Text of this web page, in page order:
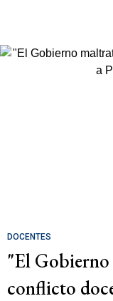
DOCENTES
"El
conflicto